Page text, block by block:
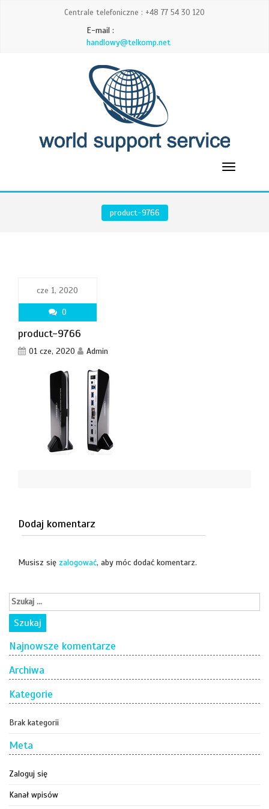
Centrale telefoniczne : +48 77 54 30 120
E-mail :
handlowy@telkomp.net
product-9766
cze 1, 2020
0
product-9766
01 cze, 2020 Admin
Dodaj komentarz
Musisz się zalogować, aby móc dodać komentarz.
Najnowsze komentarze
Archiwa
Kategorie
Brak kategorii
Meta
Zaloguj się
Kanał wpisów